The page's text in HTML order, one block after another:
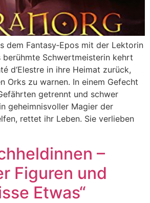
dem Fantasy‑Epos mit der Lektorin
Schwertmeisterin kehrt
d‘Elestre in ihre Heimat zurück,
Orks zu warnen. In einem Gefecht
getrennt und schwer
geheimnisvoller Magier der
rettet ihr Leben. Sie verlieben
–
Figuren und
Etwas“